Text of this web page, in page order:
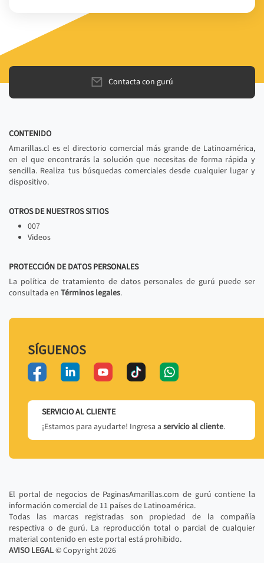
Contacta con gurú
CONTENIDO
Amarillas.cl es el directorio comercial más grande de Latinoamérica,
en el que encontrarás la solución que necesitas de forma rápida y
sencilla. Realiza tus búsquedas comerciales desde cualquier lugar y
dispositivo.
OTROS DE NUESTROS SITIOS
007
Videos
PROTECCIÓN DE DATOS PERSONALES
La política de tratamiento de datos personales de gurú puede ser
consultada en Términos legales.
SÍGUENOS
SERVICIO AL CLIENTE
¡Estamos para ayudarte! Ingresa a servicio al cliente.
El portal de negocios de PaginasAmarillas.com de gurú contiene la
información comercial de 11 países de Latinoamérica.
Todas las marcas registradas son propiedad de la compañía
respectiva o de gurú. La reproducción total o parcial de cualquier
material contenido en este portal está prohibido.
AVISO LEGAL© Copyright2026